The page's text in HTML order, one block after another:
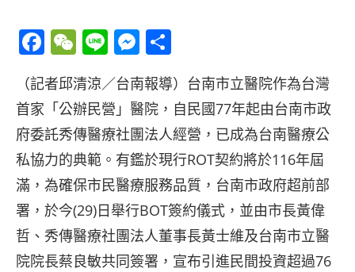
Facebook
WeChat
LineMessenger
享
（記者邱清涼／台南報導）台南市立醫院作為台灣
首家「公辦民營」醫院，自民國77年起由台南市政
府委託秀傳醫療社團法人經營，已成為台南醫療公
私協力的典範。有鑑於現行ROT契約將於116年屆
滿，為確保市民醫療服務品質，台南市政府超前部
署，於今(29)日舉行BOT簽約儀式，並由市長黃偉
哲、秀傳醫療社團法人董事長黃士維及台南市立醫
院院長蔡良敏共同簽署，宣布引進民間投資超過76